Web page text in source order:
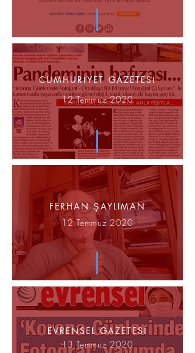
CUMHURİYET GAZETESİ
12 Temmuz 2020
FERHAN ŞAYLIMAN
12 Temmuz 2020
EVRENSEL GAZETESİ
13 Temmuz 2020